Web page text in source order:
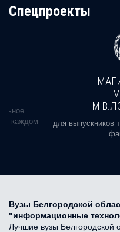
Cпецпроекты
в каждом
для выпускников
Вузы Белгородской
"информационные
Лучшие вузы Белгородской